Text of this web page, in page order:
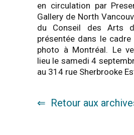
en circulation par
Gallery de North
du Conseil des Arts
présentée dans le
photo à Montréal. Le
lieu le samedi 4
au 314 rue Sherbrooke
Retour aux